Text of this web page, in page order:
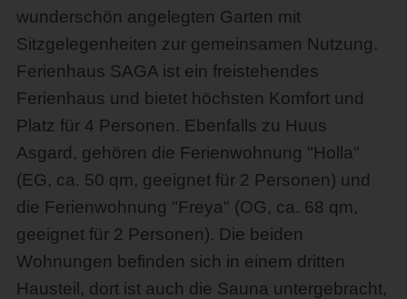
wunderschön angelegten Garten mit
Sitzgelegenheiten zur gemeinsamen Nutzung.
Ferienhaus SAGA ist ein freistehendes
Ferienhaus und bietet höchsten Komfort und
Platz für 4 Personen. Ebenfalls zu Huus
Asgard, gehören die Ferienwohnung "Holla"
(EG, ca. 50 qm, geeignet für 2 Personen) und
die Ferienwohnung "Freya" (OG, ca. 68 qm,
geeignet für 2 Personen). Die beiden
Wohnungen befinden sich in einem dritten
Hausteil, dort ist auch die Sauna untergebracht,